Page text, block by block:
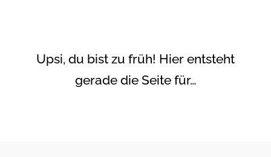
Upsi, du bist zu früh! Hier entsteht
gerade die Seite für…